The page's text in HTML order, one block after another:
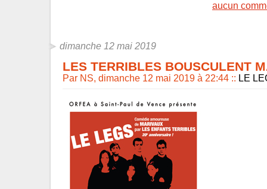
aucun
dimanche 12 mai 2019
LES TERRIBLES BOUSCULENT
Par NS, dimanche 12 mai 2019 à 22:44 :: LE